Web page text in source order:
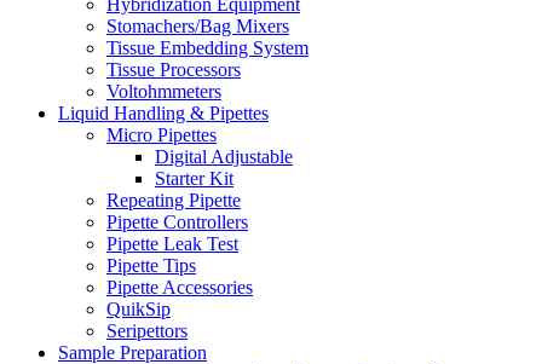
Stomachers/Bag Mixers
Tissue Embedding System
Tissue Processors
Voltohmmeters
Liquid Handling & Pipettes
Micro Pipettes
Digital Adjustable
Starter Kit
Repeating Pipette
Pipette Controllers
Pipette Leak Test
Pipette Tips
Pipette Accessories
QuikSip
Seripettors
Sample Preparation